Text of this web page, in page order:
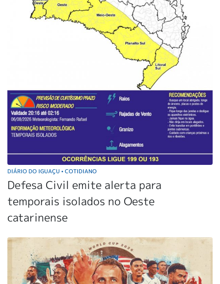
DIÁRIO DO IGUAÇU • COTIDIANO
Defesa Civil emite alerta para
temporais isolados no Oeste
catarinense